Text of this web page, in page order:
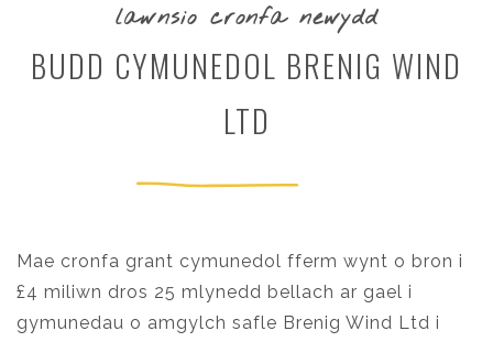
lawnsio cronfa newydd
BUDD CYMUNEDOL BRENIG WIND
LTD
Mae cronfa grant cymunedol fferm wynt o bron i
£4 miliwn dros 25 mlynedd bellach ar gael i
gymunedau o amgylch safle Brenig Wind Ltd i